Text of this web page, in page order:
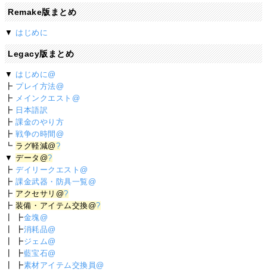
Remake版まとめ
▼ はじめに
Legacy版まとめ
▼ はじめに@
┣ プレイ方法@
┣ メインクエスト@
┣ 日本語訳
┣課金のやり方
┣戦争の時間@
┗ ラグ軽減@?
▼データ@?
┣デイリークエスト@
┣課金武器・防具一覧@
┣ アクセサリ@?
┣装備・アイテム交換@?
┃ ┣金塊@
┃ ┣消耗品@
┃ ┣ジェム@
┃ ┣藍宝石@
┃ ┣素材アイテム交換員@